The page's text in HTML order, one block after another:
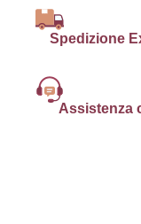
Spedizione
Assistenza